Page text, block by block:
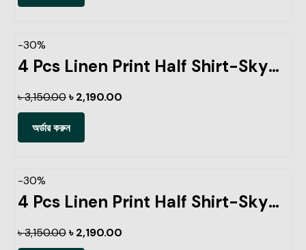
-30%
4 Pcs Linen Print Half Shirt-Sky+Petrol+Kathal+Pest
৳3,150.00 ৳2,190.00
অর্ডার করুন
-30%
4 Pcs Linen Print Half Shirt-Sky+Petrol+Lemon+Ash
৳3,150.00 ৳2,190.00